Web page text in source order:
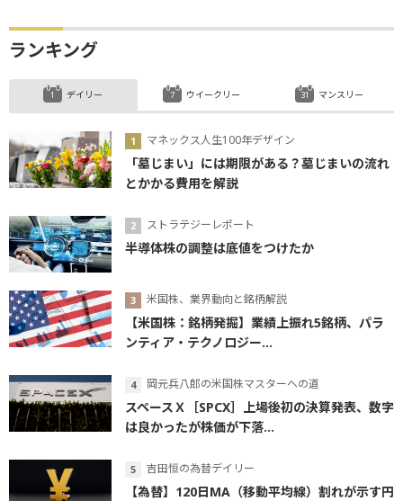
ランキング
デイリー
マネックス人生100年デザイン
「墓じまい」には期限がある？墓じまいの流れ
とかかる費用を解説
ストラテジーレポート
半導体株の調整は底値をつけたか
米国株、業界動向と銘柄解説
【米国株：銘柄発掘】業績上振れ5銘柄、パラ
ンティア・テクノロジー...
岡元兵八郎の米国株マスターへの道
スペースＸ［SPCX］上場後初の決算発表、数字
は良かったが株価が下落...
吉田恒の為替デイリー
【為替】120日MA（移動平均線）割れが示す円
ウイークリー マンスリー